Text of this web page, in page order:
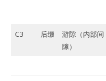
C3 后缀
游隙（内部间
隙）